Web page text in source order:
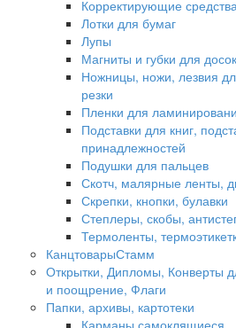
Корректирующие
Лотки для бумаг
Лупы
Магниты и губки для досок
Ножницы, ножи, лезвия
резки
Пленки для
Подставки для книг,
принадлежностей
Подушки для пальцев
Скотч, малярные ленты,
Скрепки, кнопки, булавки
Степлеры, скобы,
Термоленты,
КанцтоварыСтамм
Открытки, Дипломы, Конверты
и поощрение, Флаги
Папки, архивы, картотеки
Карманы самоклящиеся